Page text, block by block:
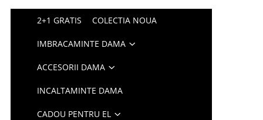
2+1 GRATIS COLECTIA NOUA
IMBRACAMINTE DAMA
ACCESORII DAMA
INCALTAMINTE DAMA
CADOU PENTRU EL